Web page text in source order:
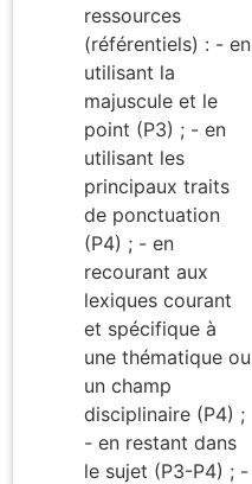
ressources
(référentiels) : - en
utilisant la
majuscule et le
point (P3) ; - en
utilisant les
principaux traits
de ponctuation
(P4) ; - en
recourant aux
lexiques courant
et spécifique à
une thématique ou
un champ
disciplinaire (P4) ;
- en restant dans
le sujet (P3-P4) ; -